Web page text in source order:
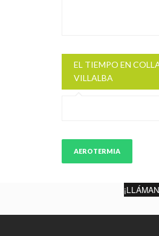
EL TIEMPO EN
VILLALBA
AEROTERMIA